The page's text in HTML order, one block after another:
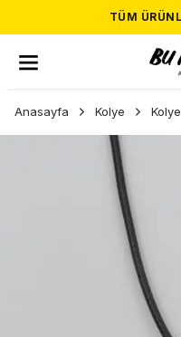
TÜM
Anasayfa Kolye